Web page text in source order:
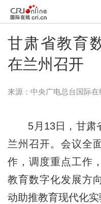
甘肃省教育
在兰州召开
来源：中央广电总台国际在
5月13日，甘肃
兰州召开。会议全
作，调度重点工作
教育数字化发展方
动助推教育现代化实